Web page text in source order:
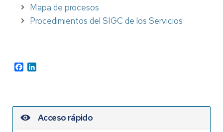
Mapa de procesos
Procedimientos del SIGC de los Servicios
Facebook
Acceso rápido